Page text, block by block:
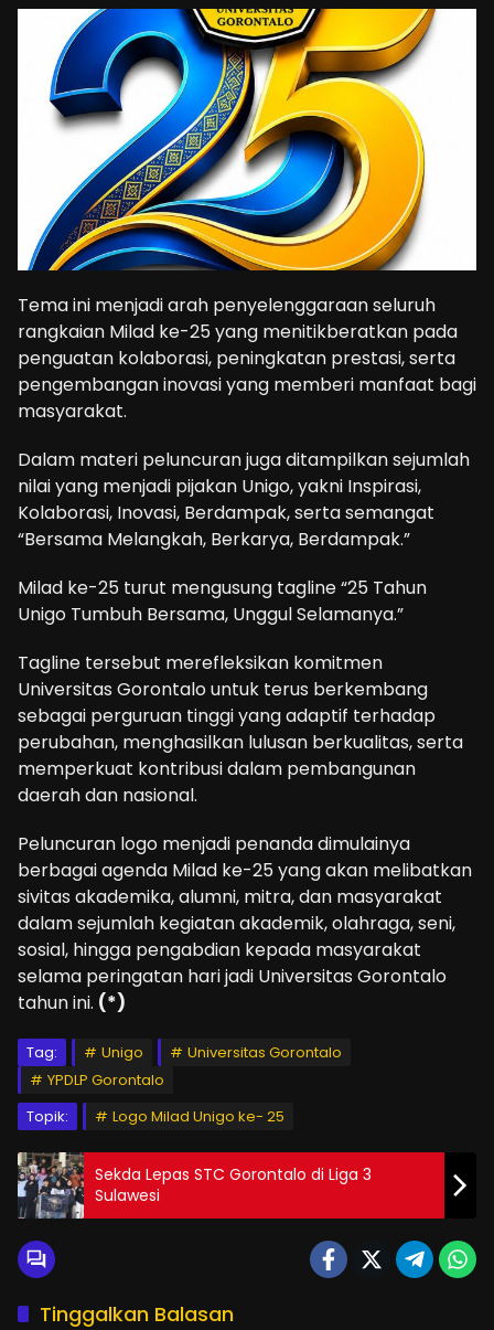
Tema ini menjadi arah penyelenggaraan seluruh
rangkaian Milad ke-25 yang menitikberatkan pada
penguatan kolaborasi, peningkatan prestasi, serta
pengembangan inovasi yang memberi manfaat bagi
masyarakat.
Dalam materi peluncuran juga ditampilkan sejumlah
nilai yang menjadi pijakan Unigo, yakni Inspirasi,
Kolaborasi, Inovasi, Berdampak, serta semangat
“Bersama Melangkah, Berkarya, Berdampak.”
Milad ke-25 turut mengusung tagline “25 Tahun
Unigo Tumbuh Bersama, Unggul Selamanya.”
Tagline tersebut merefleksikan komitmen
Universitas Gorontalo untuk terus berkembang
sebagai perguruan tinggi yang adaptif terhadap
perubahan, menghasilkan lulusan berkualitas, serta
memperkuat kontribusi dalam pembangunan
daerah dan nasional.
Peluncuran logo menjadi penanda dimulainya
berbagai agenda Milad ke-25 yang akan melibatkan
sivitas akademika, alumni, mitra, dan masyarakat
dalam sejumlah kegiatan akademik, olahraga, seni,
sosial, hingga pengabdian kepada masyarakat
selama peringatan hari jadi Universitas Gorontalo
tahun ini. (*)
Tag: Unigo
Universitas Gorontalo
YPDLP Gorontalo
Topik:
Logo Milad Unigo ke- 25
Sekda Lepas STC Gorontalo di Liga 3
Sulawesi
Tinggalkan Balasan